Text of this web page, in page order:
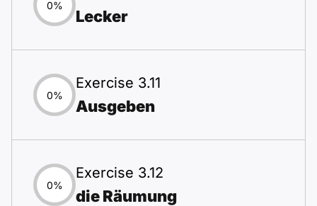
0%
Lecker
0%
Exercise 3.11
Ausgeben
0%
Exercise 3.12
die Räumung